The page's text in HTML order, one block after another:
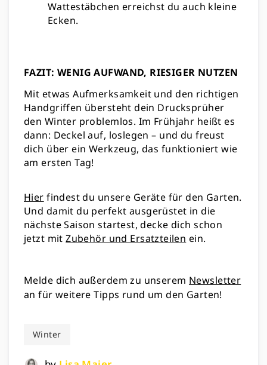
Wattestäbchen erreichst du auch kleine
Ecken.
FAZIT: WENIG AUFWAND, RIESIGER NUTZEN
Mit etwas Aufmerksamkeit und den richtigen
Handgriffen übersteht dein Drucksprüher
den Winter problemlos. Im Frühjahr heißt es
dann: Deckel auf, loslegen – und du freust
dich über ein Werkzeug, das funktioniert wie
am ersten Tag!
Hier findest du unsere Geräte für den Garten.
Und damit du perfekt ausgerüstet in die
nächste Saison startest, decke dich schon
jetzt mitZubehör und Ersatzteilen ein.
Melde dich außerdem zu unserem Newsletter
an für weitere Tipps rund um den Garten!
Winter